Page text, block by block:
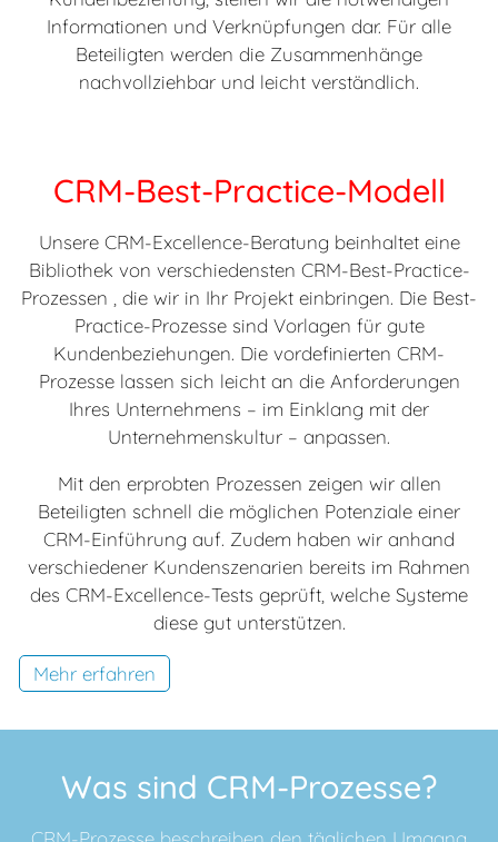
Informationen und Verknüpfungen dar. Für alle
Beteiligten werden die Zusammenhänge
nachvollziehbar und leicht verständlich.
CRM-Best-Practice-Modell
Unsere CRM-Excellence-Beratung beinhaltet eine
Bibliothek von verschiedensten CRM-Best-Practice-
Prozessen , die wir in Ihr Projekt einbringen. Die Best-
Practice-Prozesse sind Vorlagen für gute
Kundenbeziehungen. Die vordefinierten CRM-
Prozesse lassen sich leicht an die Anforderungen
Ihres Unternehmens – im Einklang mit der
Unternehmenskultur – anpassen.
Mit den erprobten Prozessen zeigen wir allen
Beteiligten schnell die möglichen Potenziale einer
CRM-Einführung auf. Zudem haben wir anhand
verschiedener Kundenszenarien bereits im Rahmen
des CRM-Excellence-Tests geprüft, welche Systeme
diese gut unterstützen.
Mehr erfahren
Was sind CRM-Prozesse?